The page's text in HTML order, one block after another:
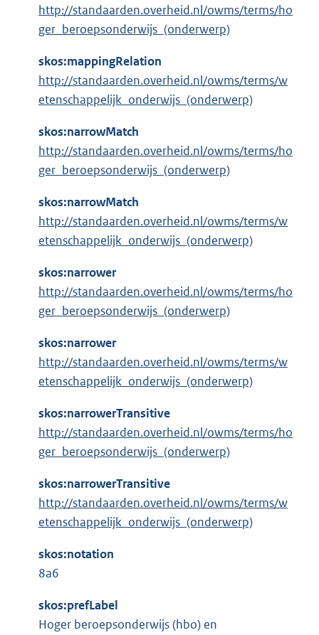
http://standaarden.overheid.nl/owms/terms/ho
ger_beroepsonderwijs_(onderwerp)
skos:mappingRelation
http://standaarden.overheid.nl/owms/terms/w
etenschappelijk_onderwijs_(onderwerp)
skos:narrowMatch
http://standaarden.overheid.nl/owms/terms/ho
ger_beroepsonderwijs_(onderwerp)
skos:narrowMatch
http://standaarden.overheid.nl/owms/terms/w
etenschappelijk_onderwijs_(onderwerp)
skos:narrower
http://standaarden.overheid.nl/owms/terms/ho
ger_beroepsonderwijs_(onderwerp)
skos:narrower
http://standaarden.overheid.nl/owms/terms/w
etenschappelijk_onderwijs_(onderwerp)
skos:narrowerTransitive
http://standaarden.overheid.nl/owms/terms/ho
ger_beroepsonderwijs_(onderwerp)
skos:narrowerTransitive
http://standaarden.overheid.nl/owms/terms/w
etenschappelijk_onderwijs_(onderwerp)
skos:notation
8a6
skos:prefLabel
Hoger beroepsonderwijs (hbo) en